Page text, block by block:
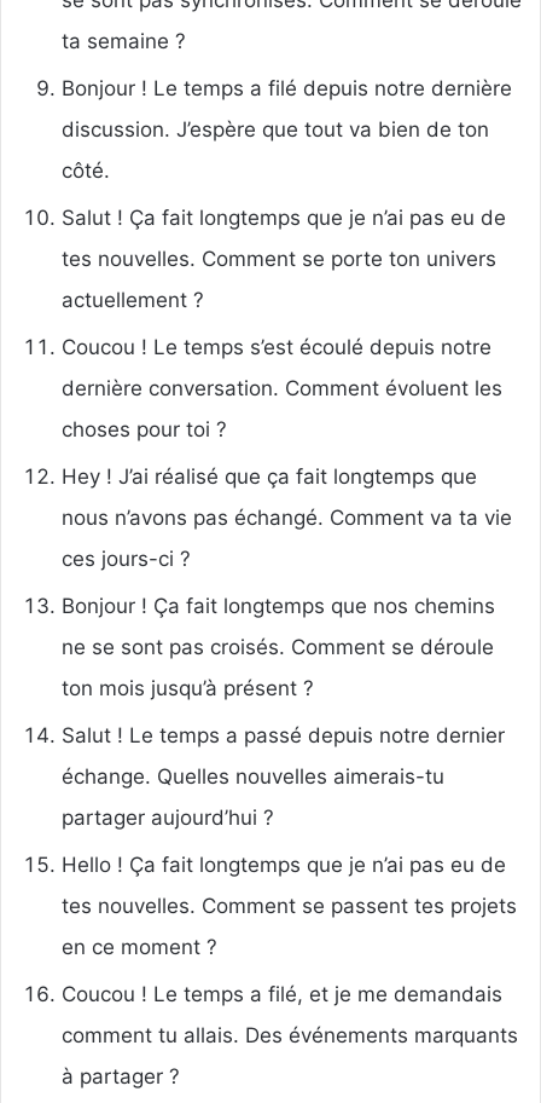
ta semaine ?
Bonjour ! Le temps a filé depuis notre dernière
discussion. J’espère que tout va bien de ton
côté.
Salut ! Ça fait longtemps que je n’ai pas eu de
tes nouvelles. Comment se porte ton univers
actuellement ?
Coucou ! Le temps s’est écoulé depuis notre
dernière conversation. Comment évoluent les
choses pour toi ?
Hey ! J’ai réalisé que ça fait longtemps que
nous n’avons pas échangé. Comment va ta vie
ces jours-ci ?
Bonjour ! Ça fait longtemps que nos chemins
ne se sont pas croisés. Comment se déroule
ton mois jusqu’à présent ?
Salut ! Le temps a passé depuis notre dernier
échange. Quelles nouvelles aimerais-tu
partager aujourd’hui ?
Hello ! Ça fait longtemps que je n’ai pas eu de
tes nouvelles. Comment se passent tes projets
en ce moment ?
Coucou ! Le temps a filé, et je me demandais
comment tu allais. Des événements marquants
à partager ?